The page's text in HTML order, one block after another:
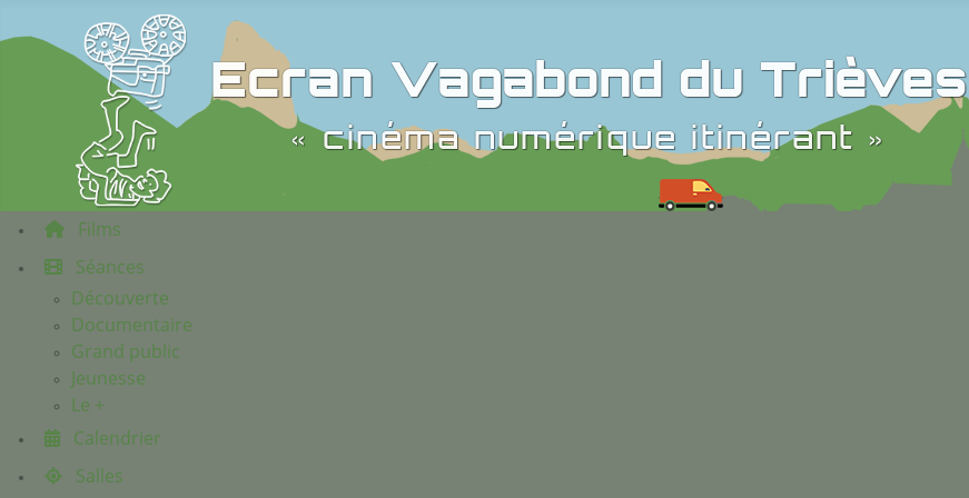
Ecran Vagabond du Trièves
« cinéma numérique itinérant »
Films
Séances
Découverte
Documentaire
Grand public
Jeunesse
Le +
Calendrier
Salles